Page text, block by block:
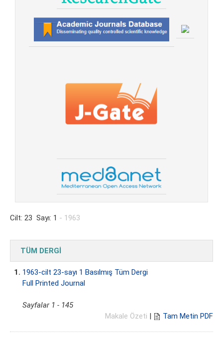
Cilt: 23 Sayı: 1 - 1963
TÜM DERGİ
1. 1963-cilt 23-sayı 1 Basılmış Tüm Dergi
Full Printed Journal
Sayfalar 1 - 145
Makale Özeti | Tam Metin PDF